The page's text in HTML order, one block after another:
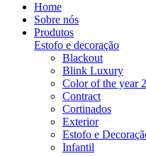
Home
Sobre nós
Produtos
Estofo e decoração
Blackout
Blink Luxury
Color of the year
Contract
Cortinados
Exterior
Estofo e
Infantil